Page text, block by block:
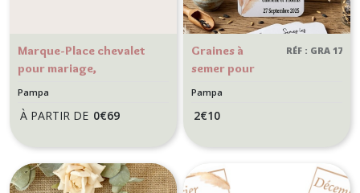
Marque-Place chevalet
pour mariage,
anniversaire, Style
Modèle Pampa
Pampa
À PARTIR DE 0€69
Graines à
semer pour
cadeaux
personnalisés -
bohème,
RÉF : GRA 17
Pampa
2€10